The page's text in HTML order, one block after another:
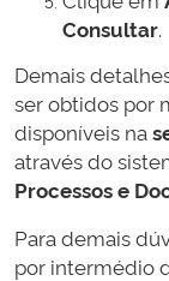
Consultar.
Demais
ser obtidos por
disponíveis na
através do
Processos e
Para demais
por intermédio